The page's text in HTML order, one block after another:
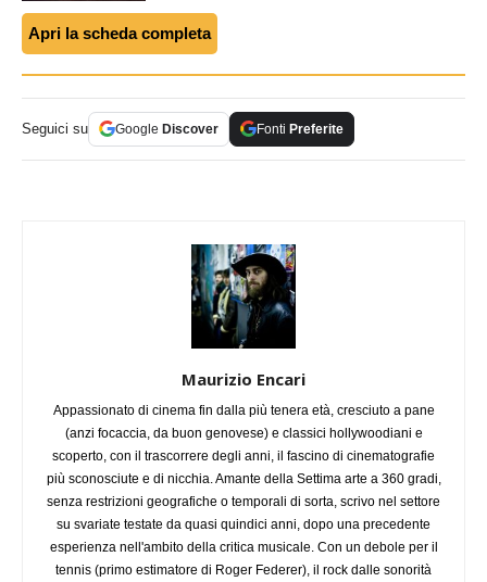
Apri la scheda completa
Seguici su Google Discover Fonti Preferite
Maurizio Encari
Appassionato di cinema fin dalla più tenera età, cresciuto a pane
(anzi focaccia, da buon genovese) e classici hollywoodiani e
scoperto, con il trascorrere degli anni, il fascino di cinematografie
più sconosciute e di nicchia. Amante della Settima arte a 360 gradi,
senza restrizioni geografiche o temporali di sorta, scrivo nel settore
su svariate testate da quasi quindici anni, dopo una precedente
esperienza nell'ambito della critica musicale. Con un debole per il
tennis (primo estimatore di Roger Federer), il rock dalle sonorità